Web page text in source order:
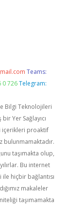
Teams:
0 726 Telegram:
Bilgi Teknolojileri
Yer Sağlayıcı
içerikleri proaktif
bulunmamaktadır.
taşımakta olup,
Bu internet
hiçbir bağlantısı
makaleler
taşımamakta